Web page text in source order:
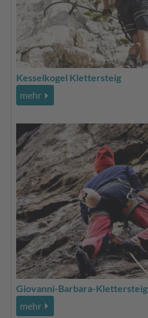
Kesselkogel Klettersteig
mehr
Giovanni-Barbara-Klettersteig
mehr